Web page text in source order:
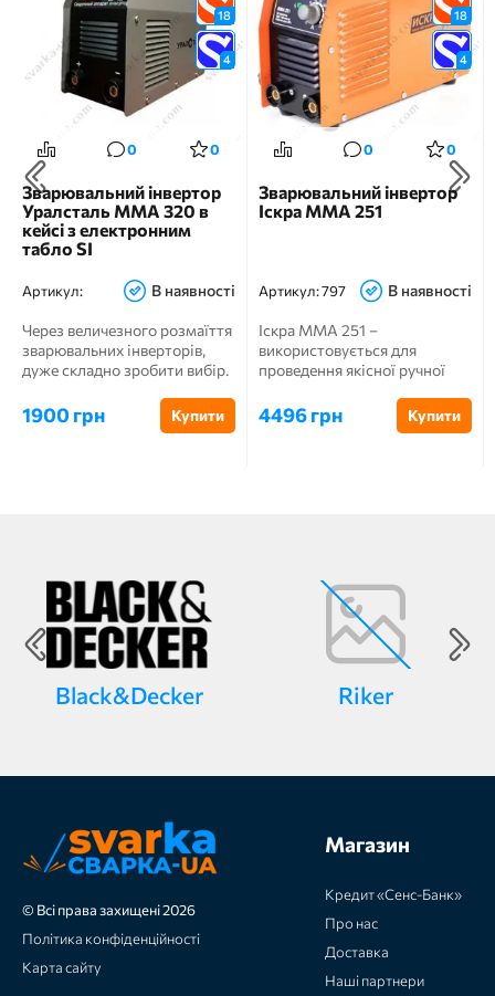
18
4
0 0
Зварювальний інвертор
Уралсталь ММА 320 в
кейсі з електронним
табло SI
Артикул: В наявності
Через величезного розмаїття
зварювальних інверторів,
дуже складно зробити вибір.
1900 грн Купити
18
4
0 0
Зварювальний інвертор
Іскра ММА 251
Артикул:797 В наявності
Іскра ММА 251 –
використовується для
проведення якісної ручної
...
4496 грн Купити
Black&Decker Riker
© Всі права захищені 2026
Політика конфіденційності
Карта сайту
Магазин
Кредит «Сенс-Банк»
Про нас
Доставка
Наші партнери